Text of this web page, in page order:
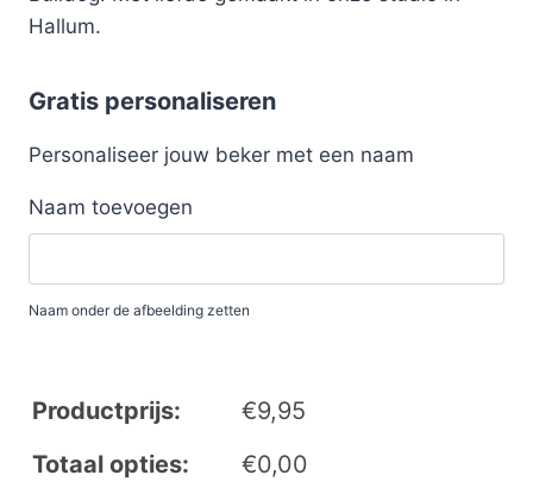
Hallum.
Gratis personaliseren
Personaliseer jouw beker met een naam
Naam toevoegen
Naam onder de afbeelding zetten
Productprijs: €9,95
Totaal opties:
€0,00